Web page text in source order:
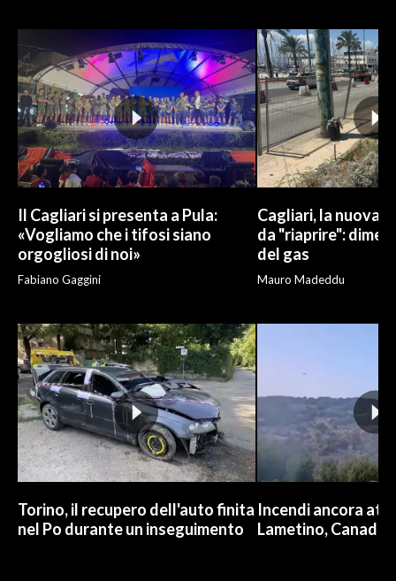
ABBONATI
ANNUNCI
NECROLOGI
PUBBLICITÀ
SPIAGGE
Il Cagliari si presenta a Pula:
«Vogliamo che i tifosi siano
orgogliosi di noi»
Fabiano Gaggini
Cagliari, la nuova
da "riaprire":
del gas
Mauro Madeddu
Torino, il recupero dell'auto finita
nel Po durante un inseguimento
Incendi ancora
Lametino,